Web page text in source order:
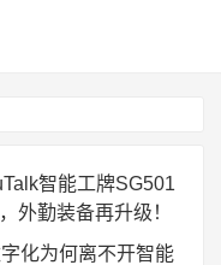
智能工牌SG501
外勤装备再升级！
化为何离不开智能